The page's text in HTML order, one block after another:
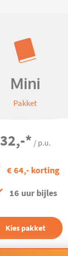
Mini
Pakket
32,-* / p.u.
€ 64,- korting
16 uur bijles
Kies pakket